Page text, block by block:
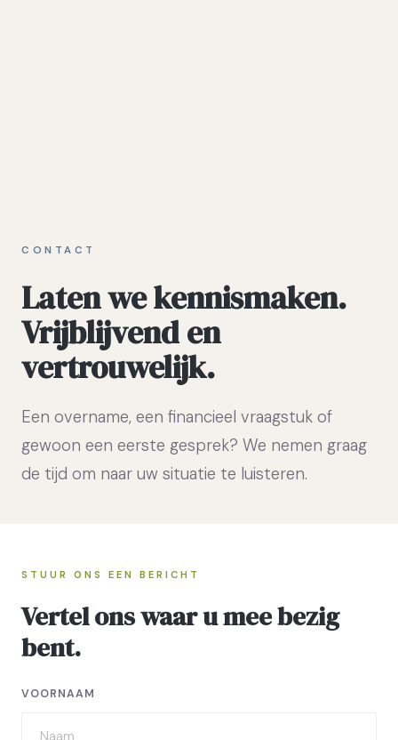
CONTACT
Laten we kennismaken.
Vrijblijvend en
vertrouwelijk.
Een overname, een financieel vraagstuk of
gewoon een eerste gesprek? We nemen graag
de tijd om naar uw situatie te luisteren.
STUUR ONS EEN BERICHT
Vertel ons waar u mee bezig
bent.
VOORNAAM